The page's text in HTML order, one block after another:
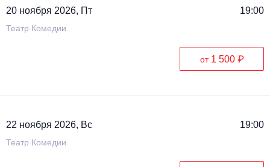
20 ноября 2026, Пт 19:00
Театр Комедии.
от 1 500 ₽
22 ноября 2026, Вс 19:00
Театр Комедии.